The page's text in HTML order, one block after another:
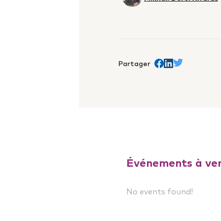
Partager Share on Facebook
trans.Partager
Share on
Événements à
No events found!